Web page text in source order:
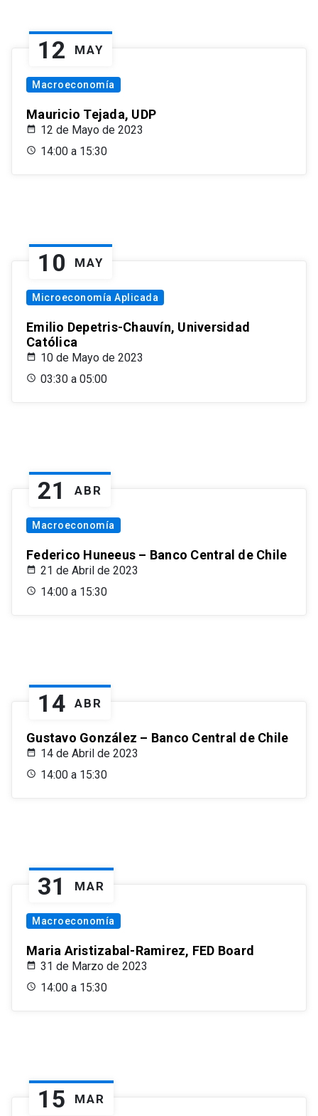
12 MAY
Macroeconomía
Mauricio Tejada, UDP
12 de Mayo de 2023
14:00 a 15:30
10 MAY
Microeconomía Aplicada
Emilio Depetris-Chauvín, Universidad
Católica
10 de Mayo de 2023
03:30 a 05:00
21 ABR
Macroeconomía
Federico Huneeus – Banco Central de Chile
21 de Abril de 2023
14:00 a 15:30
14 ABR
Gustavo González – Banco Central de Chile
14 de Abril de 2023
14:00 a 15:30
31 MAR
Macroeconomía
Maria Aristizabal-Ramirez, FED Board
31 de Marzo de 2023
14:00 a 15:30
15 MAR